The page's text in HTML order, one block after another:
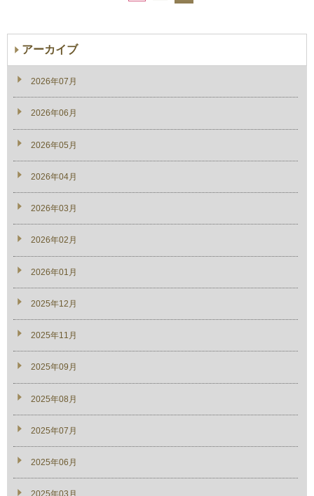
アーカイブ
2026年07月
2026年06月
2026年05月
2026年04月
2026年03月
2026年02月
2026年01月
2025年12月
2025年11月
2025年09月
2025年08月
2025年07月
2025年06月